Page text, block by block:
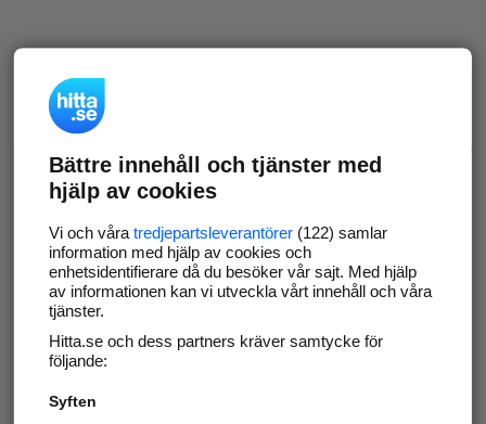
Bättre innehåll och tjänster med
hjälp av cookies
Vi och våra tredjepartsleverantörer(122) samlar
information med hjälp av cookies och
enhetsidentifierare då du besöker vår sajt. Med hjälp
av informationen kan vi utveckla vårt innehåll och våra
tjänster.
Hitta.se och dess partners kräver samtycke för
följande:
Syften